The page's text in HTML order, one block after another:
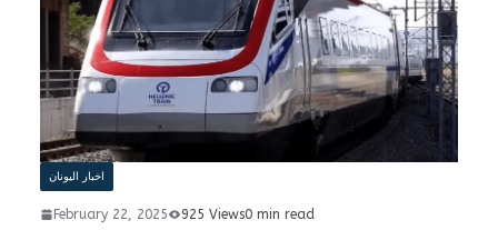
اخبار اليونان
February 22, 2025 925 Views0 min read